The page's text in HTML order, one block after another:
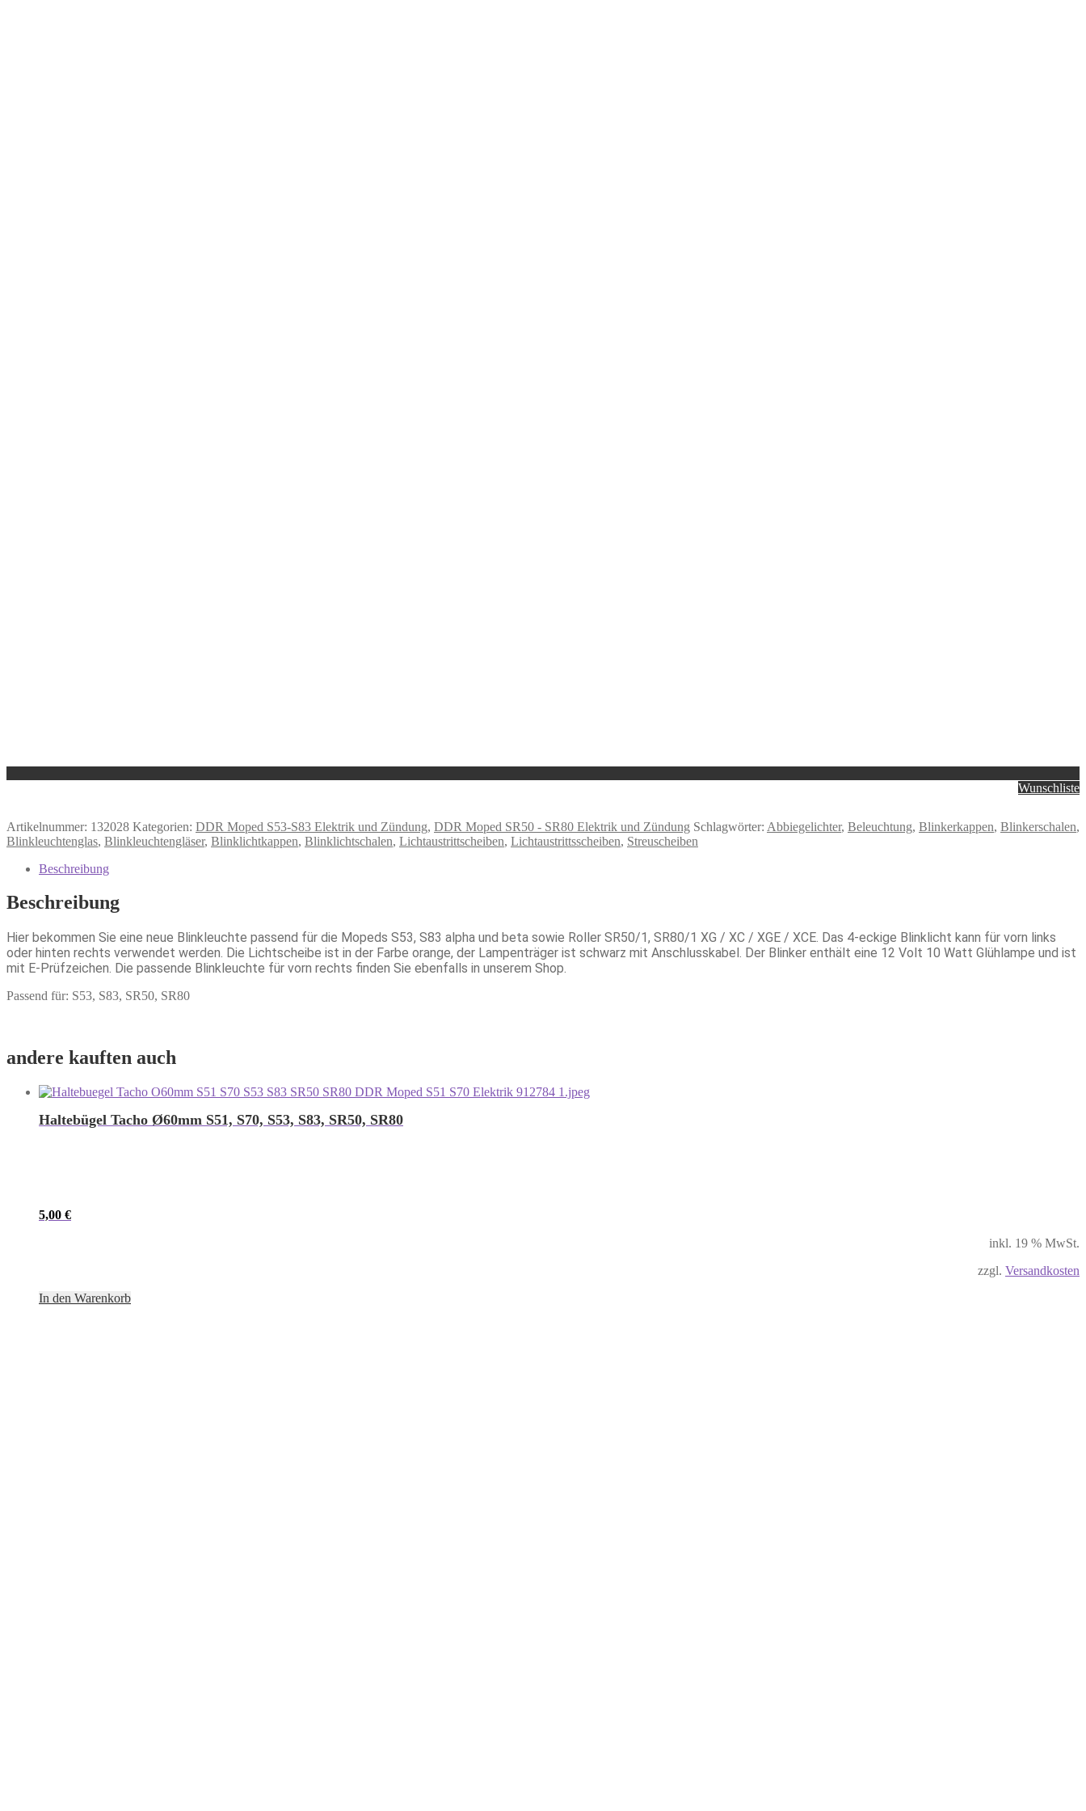
Wunschliste
Artikelnummer: 132028 Kategorien: DDR Moped S53-S83 Elektrik und Zündung, DDR Moped SR50 - SR80 Elektrik und Zündung Schlagwörter: Abbiegelichter, Beleuchtung, Blinkerkappen, Blinkerschalen,
Blinkleuchtenglas, Blinkleuchtengläser, Blinklichtkappen, Blinklichtschalen, Lichtaustrittscheiben, Lichtaustrittsscheiben, Streuscheiben
Beschreibung
Beschreibung
Hier bekommen Sie eine neue Blinkleuchte passend für die Mopeds S53, S83 alpha und beta sowie Roller SR50/1, SR80/1 XG / XC / XGE / XCE. Das 4-eckige Blinklicht kann für vorn links
oder hinten rechts verwendet werden. Die Lichtscheibe ist in der Farbe orange, der Lampenträger ist schwarz mit Anschlusskabel. Der Blinker enthält eine 12 Volt 10 Watt Glühlampe und ist
mit E-Prüfzeichen. Die passende Blinkleuchte für vorn rechts finden Sie ebenfalls in unserem Shop.
Passend für: S53, S83, SR50, SR80
andere kauften auch
Haltebügel Tacho Ø60mm S51, S70, S53, S83, SR50, SR80
5,00 €
inkl. 19 % MwSt.
zzgl. Versandkosten
In den Warenkorb